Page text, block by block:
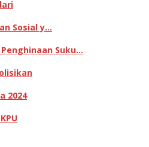
Sosial y…
Suku…
2024